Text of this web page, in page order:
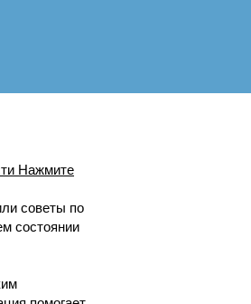
Нажмите
советы по
состоянии